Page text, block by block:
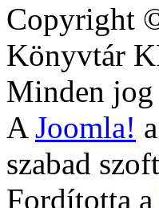
Copyright
Könyvtár
Minden
A Joomla! a
szabad
Fordította a